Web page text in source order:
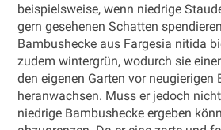
beispielsweise, wenn niedrige
gern gesehenen Schatten
Bambushecke aus Fargesia nitida
zudem wintergrün, wodurch sie
den eigenen Garten vor
heranwachsen. Muss er jedoch
niedrige Bambushecke ergeben